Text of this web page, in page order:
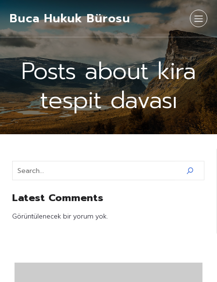
Buca Hukuk Bürosu
Posts about kira
tespit davası
Latest Comments
Görüntülenecek bir yorum yok.